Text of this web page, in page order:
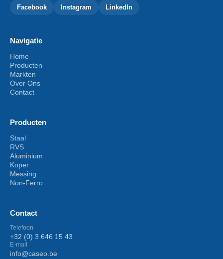
Facebook Instagram LinkedIn
Navigatie
Home
Producten
Markten
Over Ons
Contact
Producten
Staal
RVS
Aluminium
Koper
Messing
Non-Ferro
Contact
Telefoon
+32 (0) 3 646 15 43
E-mail
info@caseo.be